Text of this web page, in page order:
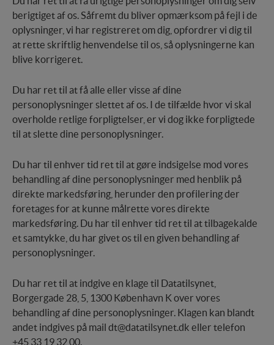
berigtiget af os. Såfremt du bliver opmærksom på fejl i de
oplysninger, vi har registreret om dig, opfordrer vi dig til
at rette skriftlig henvendelse til os, så oplysningerne kan
blive korrigeret.
Du har ret til at få alle eller visse af dine
personoplysninger slettet af os. I de tilfælde hvor vi skal
overholde retlige forpligtelser, er vi dog ikke forpligtede
til at slette dine personoplysninger.
Du har til enhver tid ret til at gøre indsigelse mod vores
behandling af dine personoplysninger med henblik på
direkte markedsføring, herunder den profilering der
foretages for at kunne målrette vores direkte
markedsføring. Du har til enhver tid ret til at tilbagekalde
et samtykke, du har givet os til en given behandling af
personoplysninger.
Du har ret til at indgive en klage til Datatilsynet,
Borgergade 28, 5, 1300 København K over vores
behandling af dine personoplysninger. Klagen kan blandt
andet indgives på mail dt@datatilsynet.dk eller telefon
+45 33 19 32 00.
bruger.
Markedsføring
Markedsførings-cookies (tracking-cookies)
indsamler brugerens digitale fodspor på tværs af
interesserer sig for/søger på for at kunne vise
personrettede annoncer, når denne færdes på
internettet.